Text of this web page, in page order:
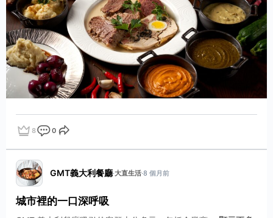
點讚 8評論 0分享
GMT義大利餐廳·大直生活·8 個月前
城市裡的一口深呼吸